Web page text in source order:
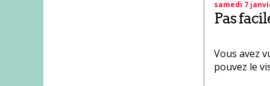
samedi 7
Pas
Vous avez
pouvez le